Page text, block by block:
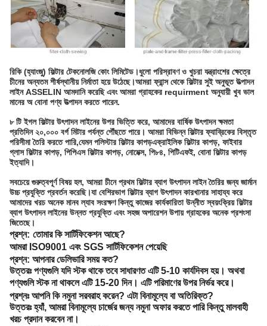
রিকি (হ্যাংজু) ফিল্টার টেকনোলজি কোং লিমিটেড।ধুলো পরিস্রাবণ ও খুচরা যন্ত্রাংশের ক্ষেত্রে
চীনের অন্যতম শীর্ষস্থানীয় নির্মাতা হয়ে উঠেছে।আমরা ফ্রান্স থেকে ফিল্টার সুই অনুভূত উত্পাদন
লাইন ASSELIN আমদানি করেছি এবং আমরা গ্রাহকের requirment অনুযায়ী খুব ভাল
মানের অ বোনা পণ্য উত্পাদন করতে পারেন.
৮ টি ইগল ফিল্টার উৎপাদন লাইনের উপর ভিত্তি করে, আমাদের বার্ষিক উৎপাদন ক্ষমতা
প্রতিদিন ২০,০০০ বর্গ মিটার পর্যন্ত পৌঁছতে পারে। আমরা বিভিন্ন ফিল্টার ফ্যাব্রিকের বিস্তৃত
পরিসীমা তৈরি করতে পারি,যেমন পলিস্টার ফিল্টার কাপড়এক্রাইলিক ফিল্টার কাপড়, ফাইবার
গ্লাস ফিল্টার কাপড়, পিপিএস ফিল্টার কাপড়, নোমেক্স, পি৮৪, পিটিএফই, বোনা ফিল্টার কাপড়
ইত্যাদি।
সবচেয়ে গুরুত্বপূর্ণ বিষয় হল, আমরা চীনে প্রথম ফিল্টার ব্যাগ উৎপাদন লাইন তৈরির জন্য জার্মান
উচ্চ প্রযুক্তি প্রবর্তন করেছি।যা বেশিরভাগ ফিল্টার ব্যাগ উৎপাদন কারখানার সাহায্য করে
আমাদের খরচ অনেক মানব ল্যাব সংরক্ষণ কিন্তু কাজের কার্যকারিতা উন্নীত স্বয়ংক্রিয় ফিল্টার
ব্যাগ উৎপাদন লাইনের উন্নত প্রযুক্তি এবং সহজ অপারেশন উপায় গ্রাহকের অনেক প্রশংসা
জিতেছে।
প্রশ্ন: তোমার কি সার্টিফিকেশন আছে?
আমরা ISO9001 এবং SGS সার্টিফিকেশন পেয়েছি
প্রশ্ন: আপনার ডেলিভারি সময় কত?
উত্তরঃ পণ্যগুলি যদি স্টক থাকে তবে সাধারণত এটি 5-10 কার্যদিবস হয়। অথবা
পণ্যগুলি স্টক না থাকলে এটি 15-20 দিন। এটি পরিমাণের উপর নির্ভর করে।
প্রশ্নঃ আপনি কি নমুনা সরবরাহ করেন? এটা বিনামূল্যে বা অতিরিক্ত?
উত্তরঃ হ্যাঁ, আমরা বিনামূল্যে চার্জের জন্য নমুনা অফার করতে পারি কিন্তু মালবাহী
খরচ প্রদান করবেন না।